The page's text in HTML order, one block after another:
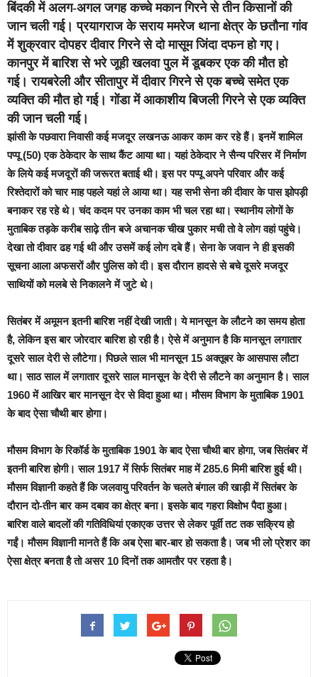
बिंदकी में अलग-अगल जगह कच्चे मकान गिरने से तीन किसानों की
जान चली गई। प्रयागराज के सराय ममरेज थाना क्षेत्र के छतौना गांव
में शुक्रवार दोपहर दीवार गिरने से दो मासूम जिंदा दफन हो गए।
कानपुर में बारिश से भरे जूही खलवा पुल में डूबकर एक की मौत हो
गई। रायबरेली और सीतापुर में दीवार गिरने से एक बच्चे समेत एक
व्यक्ति की मौत हो गई। गोंडा में आकाशीय बिजली गिरने से एक व्यक्ति
की जान चली गई।
झांसी के पछवारा निवासी कई मजदूर लखनऊ आकर काम कर रहे हैं। इनमें शामिल
पप्पू (50) एक ठेकेदार के साथ कैंट आया था। यहां ठेकेदार ने सैन्य परिसर में निर्माण
के लिये कई मजदूरों की जरूरत बताई थी। इस पर पप्पू अपने परिवार और कई
रिश्तेदारों को चार माह पहले यहां ले आया था। यह सभी सेना की दीवार के पास झोपड़ी
बनाकर रह रहे थे। चंद कदम पर उनका काम भी चल रहा था। स्थानीय लोगों के
मुताबिक तड़के करीब साढ़े तीन बजे अचानक चीख पुकार मची तो वे लोग वहां पहुंचे।
देखा तो दीवार ढह गई थी और उसमें कई लोग दबे हैं। सेना के जवान ने ही इसकी
सूचना आला अफसरों और पुलिस को दी। इस दौरान हादसे से बचे दूसरे मजदूर
साथियों को मलबे से निकालने में जुटे थे।
सितंबर में अमूमन इतनी बारिश नहीं देखी जाती। ये मानसून के लौटने का समय होता
है, लेकिन इस बार जोरदार बारिश हो रही है। ऐसे में अनुमान है कि मानसून लगातार
दूसरे साल देरी से लौटेगा। पिछले साल भी मानसून 15 अक्तूबर के आसपास लौटा
था। साठ साल में लगातार दूसरे साल मानसून के देरी से लौटने का अनुमान है। साल
1960 में आखिर बार मानसून देर से विदा हुआ था। मौसम विभाग के मुताबिक 1901
के बाद ऐसा चौथी बार होगा।
मौसम विभाग के रिकॉर्ड के मुताबिक 1901 के बाद ऐसा चौथी बार होगा, जब सितंबर में
इतनी बारिश होगी। साल 1917 में सिर्फ सितंबर माह में 285.6 मिमी बारिश हुई थी।
मौसम विज्ञानी कहते हैं कि जलवायु परिवर्तन के चलते बंगाल की खाड़ी में सितंबर के
दौरान दो-तीन बार कम दबाव का क्षेत्र बना। इसके बाद गहरा विक्षोभ पैदा हुआ।
बारिश वाले बादलों की गतिविधियां एकाएक उत्तर से लेकर पूर्वी तट तक सक्रिय हो
गईं। मौसम विज्ञानी मानते हैं कि अब ऐसा बार-बार हो सकता है। जब भी लो प्रेशर का
ऐसा क्षेत्र बनता है तो असर 10 दिनों तक आमतौर पर रहता है।